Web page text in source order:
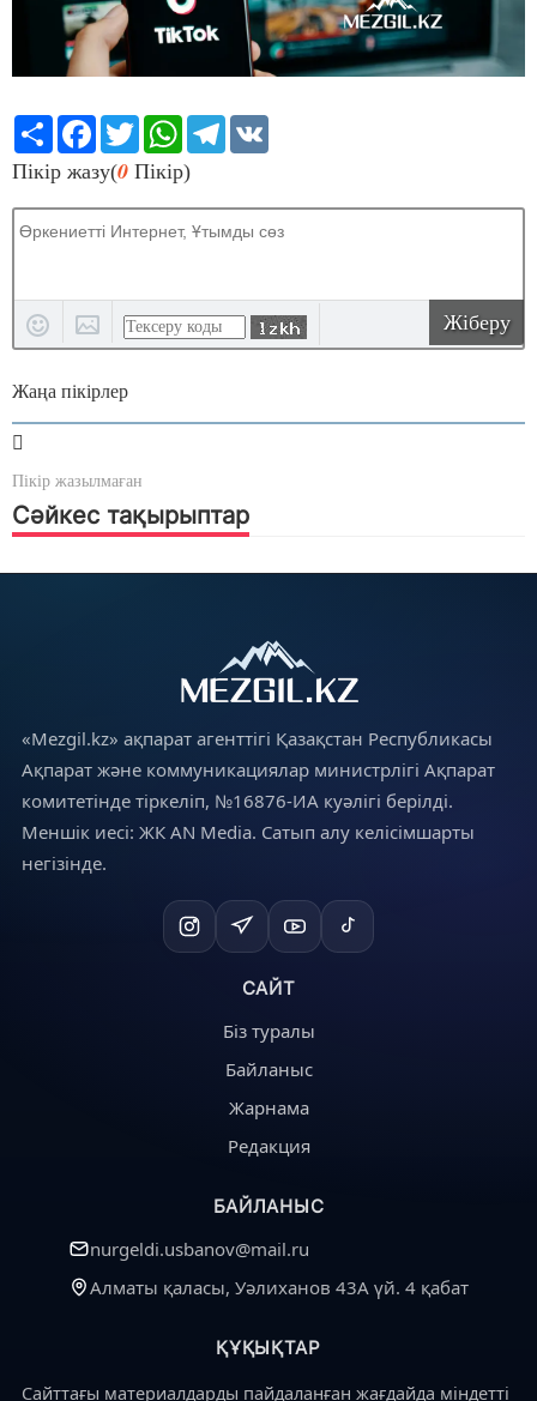
Share Facebook
TwitterWhatsApp
Telegram
Пікір жазу(0 Пікір)
Жіберу
Жаңа пікірлер
Пікір жазылмаған
Сәйкес тақырыптар
«Mezgil.kz» ақпарат агенттігі Қазақстан Республикасы
Ақпарат және коммуникациялар министрлігі Ақпарат
комитетінде тіркеліп, №16876-ИА куәлігі берілді.
Меншік иесі: ЖК AN Media. Сатып алу келісімшарты
негізінде.
САЙТ
Біз туралы
Байланыс
Жарнама
Редакция
БАЙЛАНЫС
nurgeldi.usbanov@mail.ru
Алматы қаласы, Уәлиханов 43А үй. 4 қабат
ҚҰҚЫҚТАР
Сайттағы материалдарды пайдаланған жағдайда міндетті